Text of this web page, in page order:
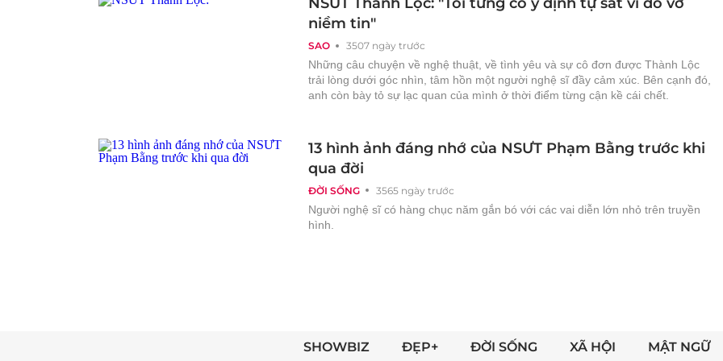
SAO 3507 ngày trước
niềm tin"
Những câu chuyện về nghệ thuật, về tình yêu và sự cô đơn được Thành Lộc
trải lòng dưới góc nhìn, tâm hồn một người nghệ sĩ đầy cảm xúc. Bên cạnh đó,
anh còn bày tỏ sự lạc quan của mình ở thời điểm từng cận kề cái chết.
ĐỜI SỐNG 3565 ngày trước
13 hình ảnh đáng nhớ của NSƯT Phạm Bằng trước khi
qua đời
Người nghệ sĩ có hàng chục năm gắn bó với các vai diễn lớn nhỏ trên truyền
hình.
SHOWBIZ ĐẸP+ ĐỜI SỐNG XÃ HỘI MẬT NGỮ